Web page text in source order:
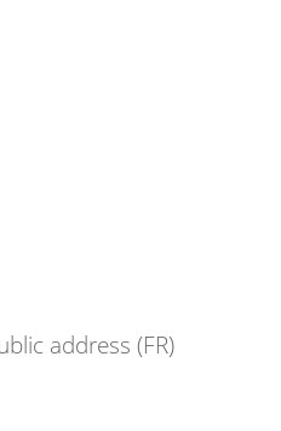
address (FR)